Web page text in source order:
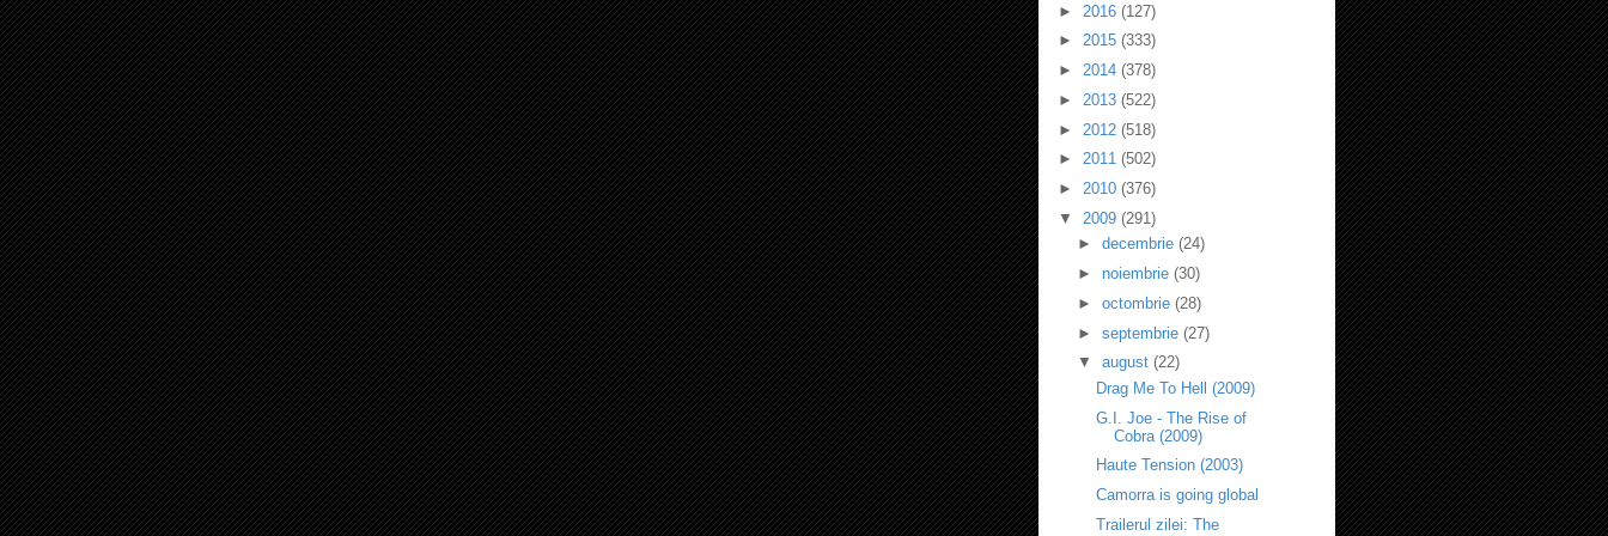
► 2016 (127)
► 2015 (333)
► 2014 (378)
► 2013 (522)
► 2012 (518)
► 2011 (502)
► 2010 (376)
▼ 2009 (291)
► decembrie (24)
► noiembrie (30)
► octombrie (28)
► septembrie (27)
▼ august (22)
Drag Me To Hell (2009)
G.I. Joe - The Rise of
Cobra (2009)
Haute Tension (2003)
Camorra is going global
Trailerul zilei: The